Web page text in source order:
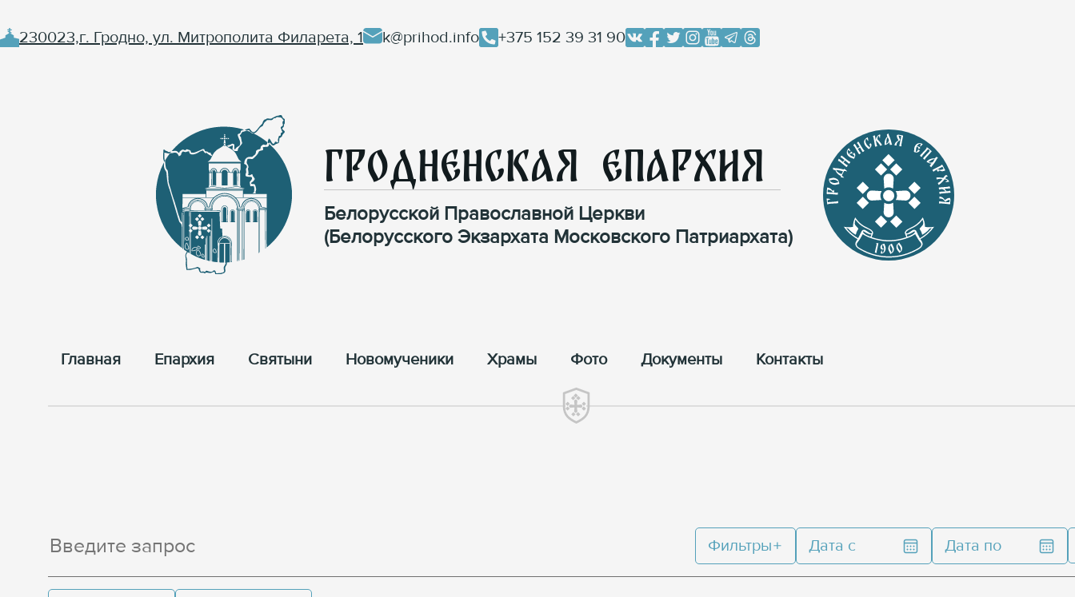
230023,г. Гродно, ул. Митрополита Филарета, 1 k@prihod.info +375 152 39 31 90
Гродненская Епархия
Белорусской Православной Церкви
(Белорусского Экзархата Московского Патриархата)
Главная Епархия Cвятыни Новомученики Храмы Фото Документы Контакты
Фильтры Дата с Дата по